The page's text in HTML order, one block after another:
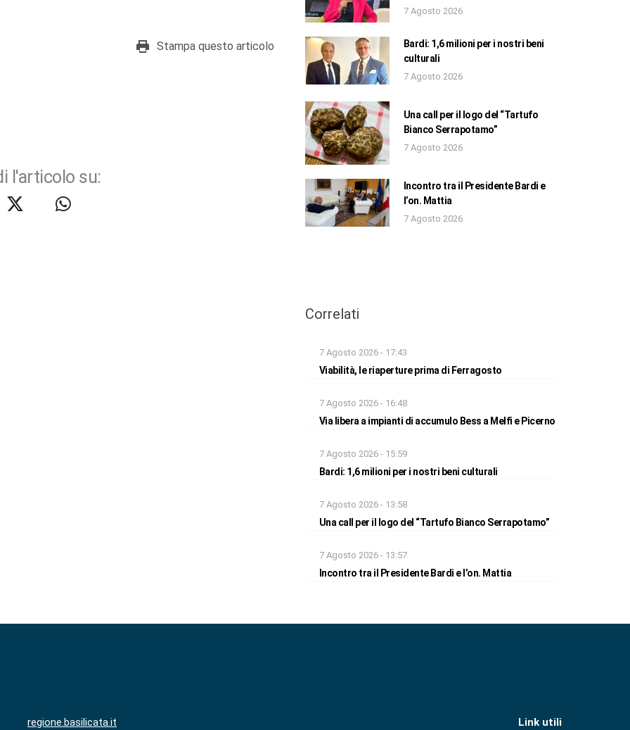
Stampa questo articolo
l'articolo su:
7 Agosto 2026
Bardi: 1,6 milioni per i nostri beni
culturali
7 Agosto 2026
Una call per il logo del “Tartufo
Bianco Serrapotamo”
7 Agosto 2026
Incontro tra il Presidente Bardi e
l’on. Mattia
7 Agosto 2026
Correlati
7 Agosto 2026 - 17:43
Viabilità, le riaperture prima di Ferragosto
7 Agosto 2026 - 16:48
Via libera a impianti di accumulo Bess a Melfi e Picerno
7 Agosto 2026 - 15:59
Bardi: 1,6 milioni per i nostri beni culturali
7 Agosto 2026 - 13:58
Una call per il logo del “Tartufo Bianco Serrapotamo”
7 Agosto 2026 - 13:57
Incontro tra il Presidente Bardi e l’on. Mattia
regione.basilicata.it Link utili